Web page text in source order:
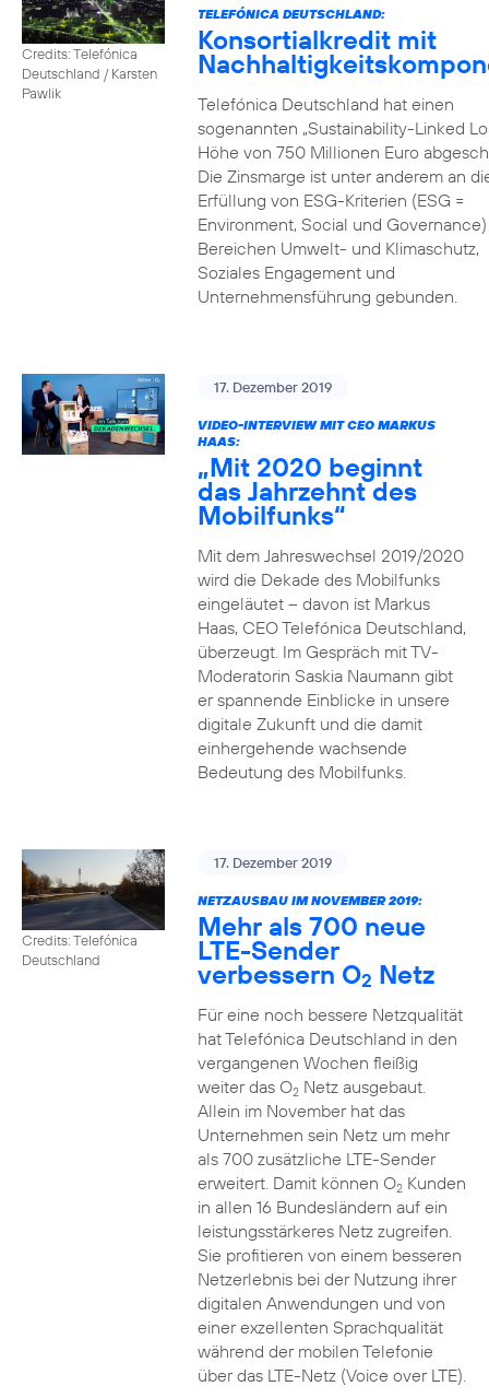
Credits: Telefónica
Deutschland / Karsten
Pawlik
TELEFÓNICA DEUTSCHLAND:
Konsortialkredit mit
Telefónica Deutschland hat einen
sogenannten „Sustainability-Linked
Höhe von 750 Millionen Euro
Die Zinsmarge ist unter anderem an
Erfüllung von ESG-Kriterien (ESG =
Environment, Social und
Bereichen Umwelt- und Klimaschutz,
Soziales Engagement und
Unternehmensführung gebunden.
17. Dezember 2019
VIDEO-INTERVIEW MIT CEO MARKUS
HAAS:
„Mit 2020 beginnt
das Jahrzehnt des
Mobilfunks“
Mit dem Jahreswechsel 2019/2020
wird die Dekade des Mobilfunks
eingeläutet – davon ist Markus
Haas, CEO Telefónica Deutschland,
überzeugt. Im Gespräch mit TV-
Moderatorin Saskia Naumann gibt
er spannende Einblicke in unsere
digitale Zukunft und die damit
einhergehende wachsende
Bedeutung des Mobilfunks.
Credits: Telefónica
Deutschland
17. Dezember 2019
NETZAUSBAU IM NOVEMBER 2019:
Mehr als 700 neue
LTE-Sender
verbessern O2 Netz
Für eine noch bessere Netzqualität
hat Telefónica Deutschland in den
vergangenen Wochen fleißig
weiter das O2Netz ausgebaut.
Allein im November hat das
Unternehmen sein Netz um mehr
als 700 zusätzliche LTE-Sender
erweitert. Damit können O2Kunden
in allen 16 Bundesländern auf ein
leistungsstärkeres Netz zugreifen.
Sie profitieren von einem besseren
Netzerlebnis bei der Nutzung ihrer
digitalen Anwendungen und von
einer exzellenten Sprachqualität
während der mobilen Telefonie
über das LTE-Netz (Voice over LTE).